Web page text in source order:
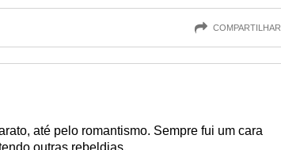
COMPARTILHAR
até pelo romantismo. Sempre fui um cara
outras rebeldias.